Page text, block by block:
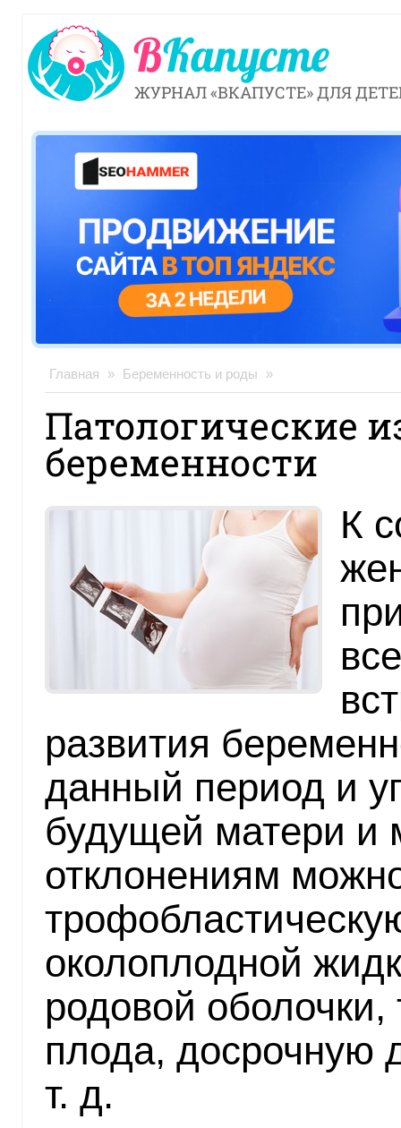
ЖУРНАЛ «ВКАПУСТЕ» ДЛЯ
Главная » Беременность и роды »
Патологические
беременности
К
развития
данный период и
будущей матери
отклонениям
околоплодной
родовой
плода, досрочную
т. д.